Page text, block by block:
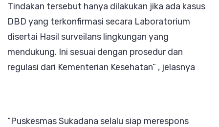
Tindakan tersebut hanya dilakukan jika ada kasus
DBD yang terkonfirmasi secara Laboratorium
disertai Hasil surveilans lingkungan yang
mendukung. Ini sesuai dengan prosedur dan
regulasi dari Kementerian Kesehatan” , jelasnya
“Puskesmas Sukadana selalu siap merespons